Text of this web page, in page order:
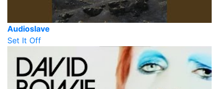
Audioslave
Set It Off